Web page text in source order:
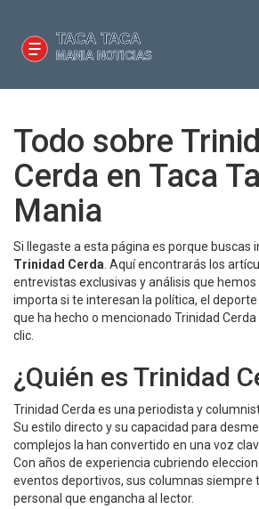
Todo sobre
Cerda en Taca
Mania
Si llegaste a esta página es porque buscas
Trinidad Cerda . Aquí encontrarás los
entrevistas exclusivas y análisis que
importa si te interesan la política, el
que ha hecho o mencionado Trinidad
clic.
¿Quién es Trinidad
Trinidad Cerda es una periodista y
Su estilo directo y su capacidad para
complejos la han convertido en una voz
Con años de experiencia cubriendo
eventos deportivos, sus columnas siempre
personal que engancha al lector.